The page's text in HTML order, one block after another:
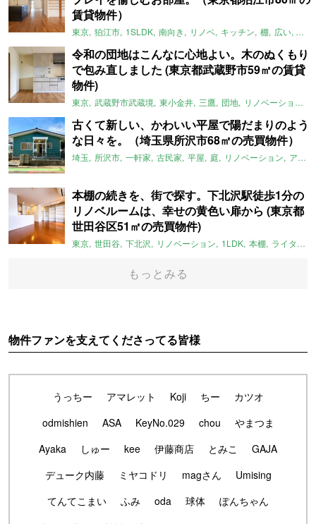
賃貸物件）
東京 狛江市 1SLDK 南向き リノベ キッチン 棚 広い ガイ
令和の団地はこんなに心地よい。木のぬくもり
で包み直しました (東京都武蔵野市59㎡の賃貸
物件)
東京 武蔵野市武蔵境 東小金井 三鷹 団地 リノベーション
古くて新しい、かわいい平屋で陽だまりのよう
な日々を。（埼玉県所沢市68㎡の売買物件）
埼玉 所沢市 一軒家 古民家 平屋 庭 リノベーション アメリカンハウス
本棚の続きを、街で探す。下北沢駅徒歩1分の
リノベルームは、幸せの黄色い扉から (東京都
世田谷区51㎡の売買物件)
東京 世田谷 下北沢 リノベーション 1LDK 本棚 ライター：ほしりょうこ
もっとみる
物件ファンを支えてくださってる皆様
うっちー アマレット Koji ちー
カツオ
odmishien
ASA KeyNo.029 chou
やまつま
Ayaka
しゅー kee 伊藤商店 とみこ
GAJA
デューク内藤
ミヤコドリ magさん
Umising
てんてこまい
ふみ oda 球体
ぽんちゃん